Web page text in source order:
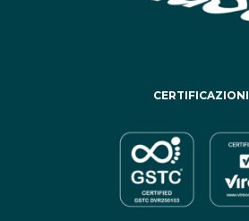
CERTIFICAZIONI